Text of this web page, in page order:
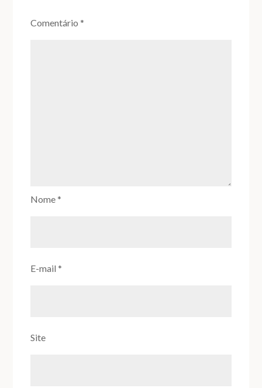
Comentário*
Nome*
E-mail*
Site